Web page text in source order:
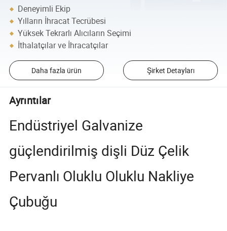
Deneyimli Ekip
Yılların İhracat Tecrübesi
Yüksek Tekrarlı Alıcıların Seçimi
İthalatçılar ve İhracatçılar
Daha fazla ürün Şirket Detayları
Ayrıntılar
Endüstriyel Galvanize
güçlendirilmiş dişli Düz Çelik
Pervanlı Oluklu Oluklu Nakliye
Çubuğu